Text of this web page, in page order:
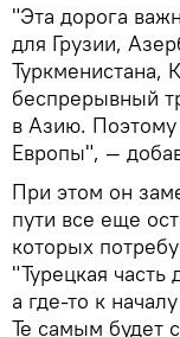
"Эта дорога
для Грузии,
Туркменистана,
беспрерывный
в Азию. Поэтому
Европы", —
При этом он
пути все еще
которых
"Турецкая часть
а где-то к
Те самым будет